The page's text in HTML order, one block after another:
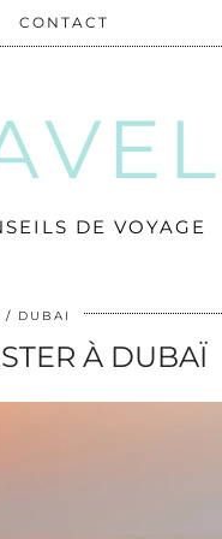
DE VOYAGE
CONTACT
DUBAI
À DUBAÏ